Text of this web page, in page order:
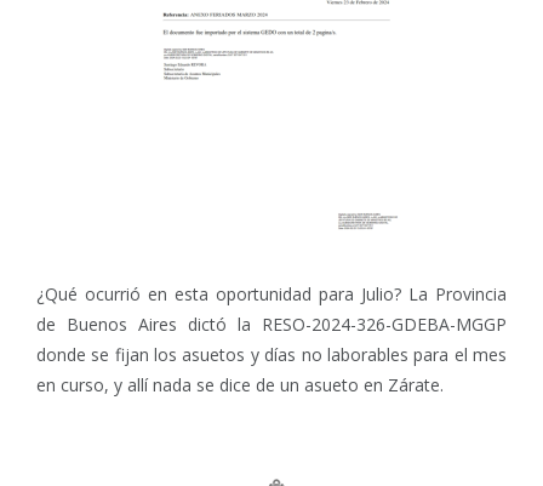
¿Qué ocurrió en esta oportunidad para Julio? La Provincia
de Buenos Aires dictó la RESO-2024-326-GDEBA-MGGP
donde se fijan los asuetos y días no laborables para el mes
en curso, y allí nada se dice de un asueto en Zárate.